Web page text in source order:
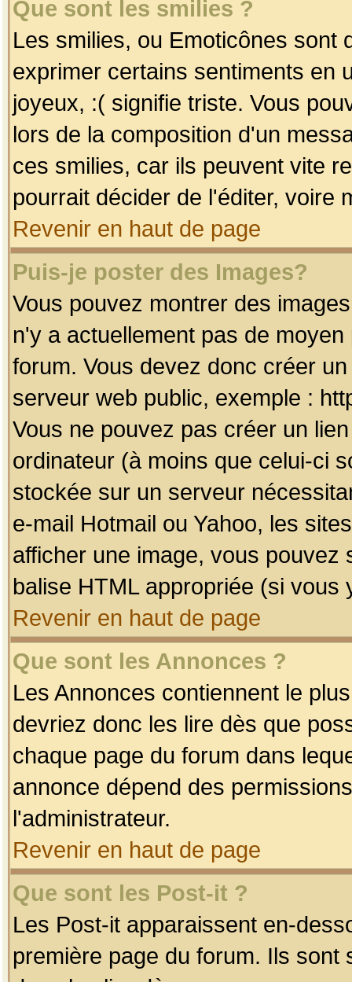
Que sont les smilies ?
Les smilies, ou Emoticônes sont
exprimer certains sentiments en
joyeux, :( signifie triste. Vous
lors de la composition d'un
ces smilies, car ils peuvent vite
pourrait décider de l'éditer, voire
Revenir en haut de page
Puis-je poster des Images?
Vous pouvez montrer des
n'y a actuellement pas de
forum. Vous devez donc créer
serveur web public, exemple :
Vous ne pouvez pas créer un
ordinateur (à moins que celui-ci
stockée sur un serveur
e-mail Hotmail ou Yahoo, les
afficher une image, vous pouvez
balise HTML appropriée (si vous
Revenir en haut de page
Que sont les Annonces ?
Les Annonces contiennent le
devriez donc les lire dès que
chaque page du forum dans
annonce dépend des
l'administrateur.
Revenir en haut de page
Que sont les Post-it ?
Les Post-it apparaissent en-
première page du forum. Ils